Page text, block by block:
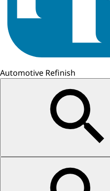
Automotive Refinish